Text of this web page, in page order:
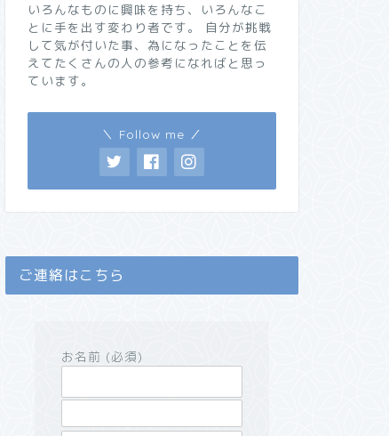
いろんなものに興味を持ち、いろんなこ
とに手を出す変わり者です。 自分が挑戦
して気が付いた事、為になったことを伝
えてたくさんの人の参考になればと思っ
ています。
＼ Follow me ／
ご連絡はこちら
お名前 (必須)